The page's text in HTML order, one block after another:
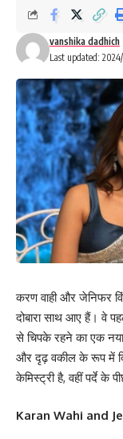
Last updated:
vanshika dadhich
करण वाही और जेनिफर
दोबारा साथ आए हैं। वे
से चिपके रहने का एक नया
और दृढ़ वकील के रूप में
केमिस्ट्री है, वहीं पर्दे के
Karan Wahi and